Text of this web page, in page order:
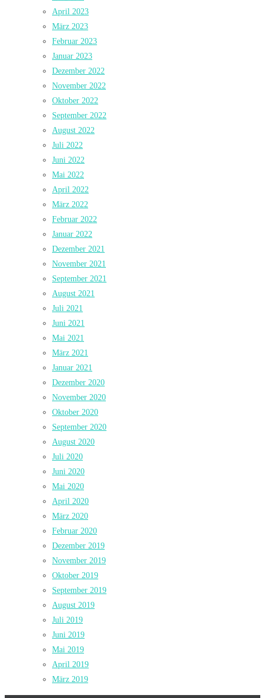
April 2023
März 2023
Februar 2023
Januar 2023
Dezember 2022
November 2022
Oktober 2022
September 2022
August 2022
Juli 2022
Juni 2022
Mai 2022
April 2022
März 2022
Februar 2022
Januar 2022
Dezember 2021
November 2021
September 2021
August 2021
Juli 2021
Juni 2021
Mai 2021
März 2021
Januar 2021
Dezember 2020
November 2020
Oktober 2020
September 2020
August 2020
Juli 2020
Juni 2020
Mai 2020
April 2020
März 2020
Februar 2020
Dezember 2019
November 2019
Oktober 2019
September 2019
August 2019
Juli 2019
Juni 2019
Mai 2019
April 2019
März 2019